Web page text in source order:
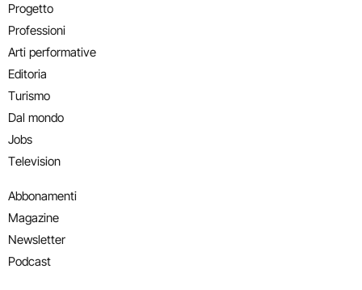
Progetto
Professioni
Arti performative
Editoria
Turismo
Dal mondo
Jobs
Television
Abbonamenti
Magazine
Newsletter
Podcast